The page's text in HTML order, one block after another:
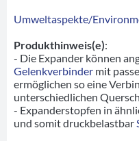
Umweltaspekte/
Produkthinweis(e):
- Die Expander können
Gelenkverbinder mit
ermöglichen so eine
unterschiedlichen
- Expanderstopfen in
und somit druckbelastbar